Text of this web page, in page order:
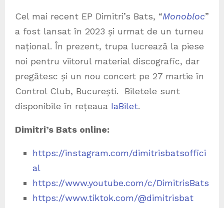
Cel mai recent EP Dimitri’s Bats, “Monobloc”
a fost lansat în 2023 și urmat de un turneu
național. În prezent, trupa lucrează la piese
noi pentru viitorul material discografic, dar
pregătesc și un nou concert pe 27 martie în
Control Club, București. Biletele sunt
disponibile în rețeaua IaBilet.
Dimitri’s Bats online:
https://instagram.com/dimitrisbatsoffici
al
https://www.youtube.com/c/DimitrisBats
https://www.tiktok.com/@dimitrisbat